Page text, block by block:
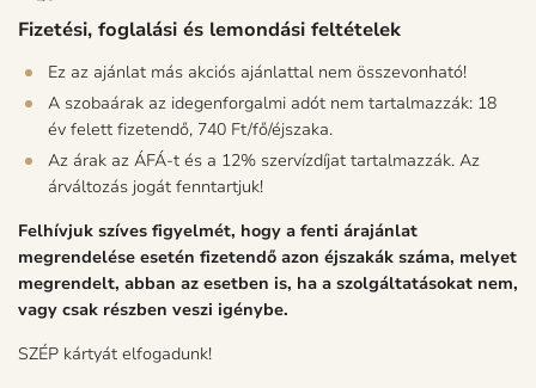
​​​​Fizetési, foglalási és lemondási feltételek
Ez az ajánlat más akciós ajánlattal nem összevonható!
A szobaárak az idegenforgalmi adót nem tartalmazzák: 18
év felett fizetendő, 740 Ft/fő/éjszaka.
Az árak az ÁFÁ-t és a 12% szervízdíjat tartalmazzák. Az
árváltozás jogát fenntartjuk!
Felhívjuk szíves figyelmét, hogy a fenti árajánlat
megrendelése esetén fizetendő azon éjszakák száma, melyet
megrendelt, abban az esetben is, ha a szolgáltatásokat nem,
vagy csak részben veszi igénybe.
SZÉP kártyát elfogadunk!